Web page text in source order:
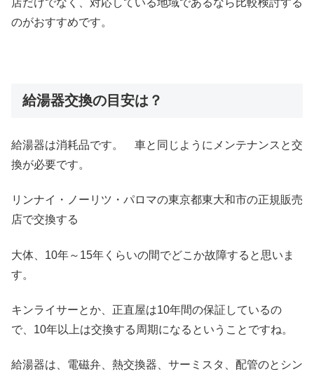
のがおすすめです。
給湯器交換の目安は？
給湯器は消耗品です。 車と同じようにメンテナンスと交
換が必要です。
リンナイ・ノーリツ・パロマの東京都東大和市の正規販売
店で交換する
大体、10年～15年くらいの間でどこか故障すると思いま
す。
キンライサーとか、正直屋は10年間の保証しているの
で、10年以上は交換する周期になるということですね。
給湯器は、電磁弁、熱交換器、サーミスタ、配管のとシン